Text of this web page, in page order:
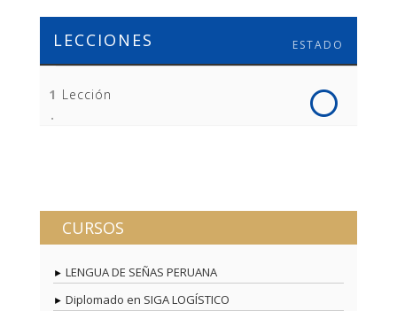
LECCIONES ESTADO
1 Lección
CURSOS
LENGUA DE SEÑAS PERUANA
Diplomado en SIGA LOGÍSTICO